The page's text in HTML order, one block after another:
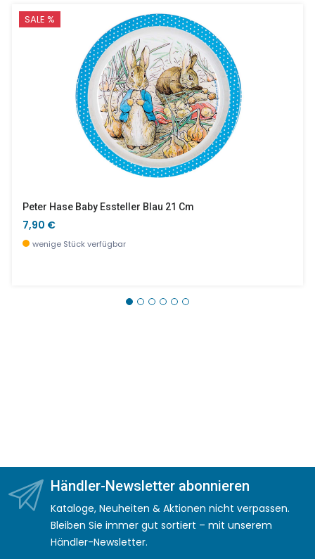
SALE %
Peter Hase Baby Essteller Blau 21 Cm
7,90 €
wenige Stück verfügbar
Händler-Newsletter abonnieren
Kataloge, Neuheiten & Aktionen nicht verpassen.
Bleiben Sie immer gut sortiert – mit unserem
Händler-Newsletter.